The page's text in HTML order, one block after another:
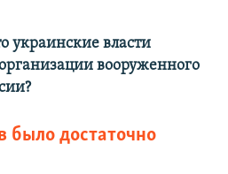
украинские власти
вооруженного
было достаточно